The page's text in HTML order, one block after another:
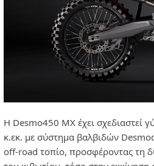
Η Desmo450 MX έχει σχεδιαστεί
κ.εκ. με σύστημα βαλβιδών
off-road τοπίο, προσφέροντας τη